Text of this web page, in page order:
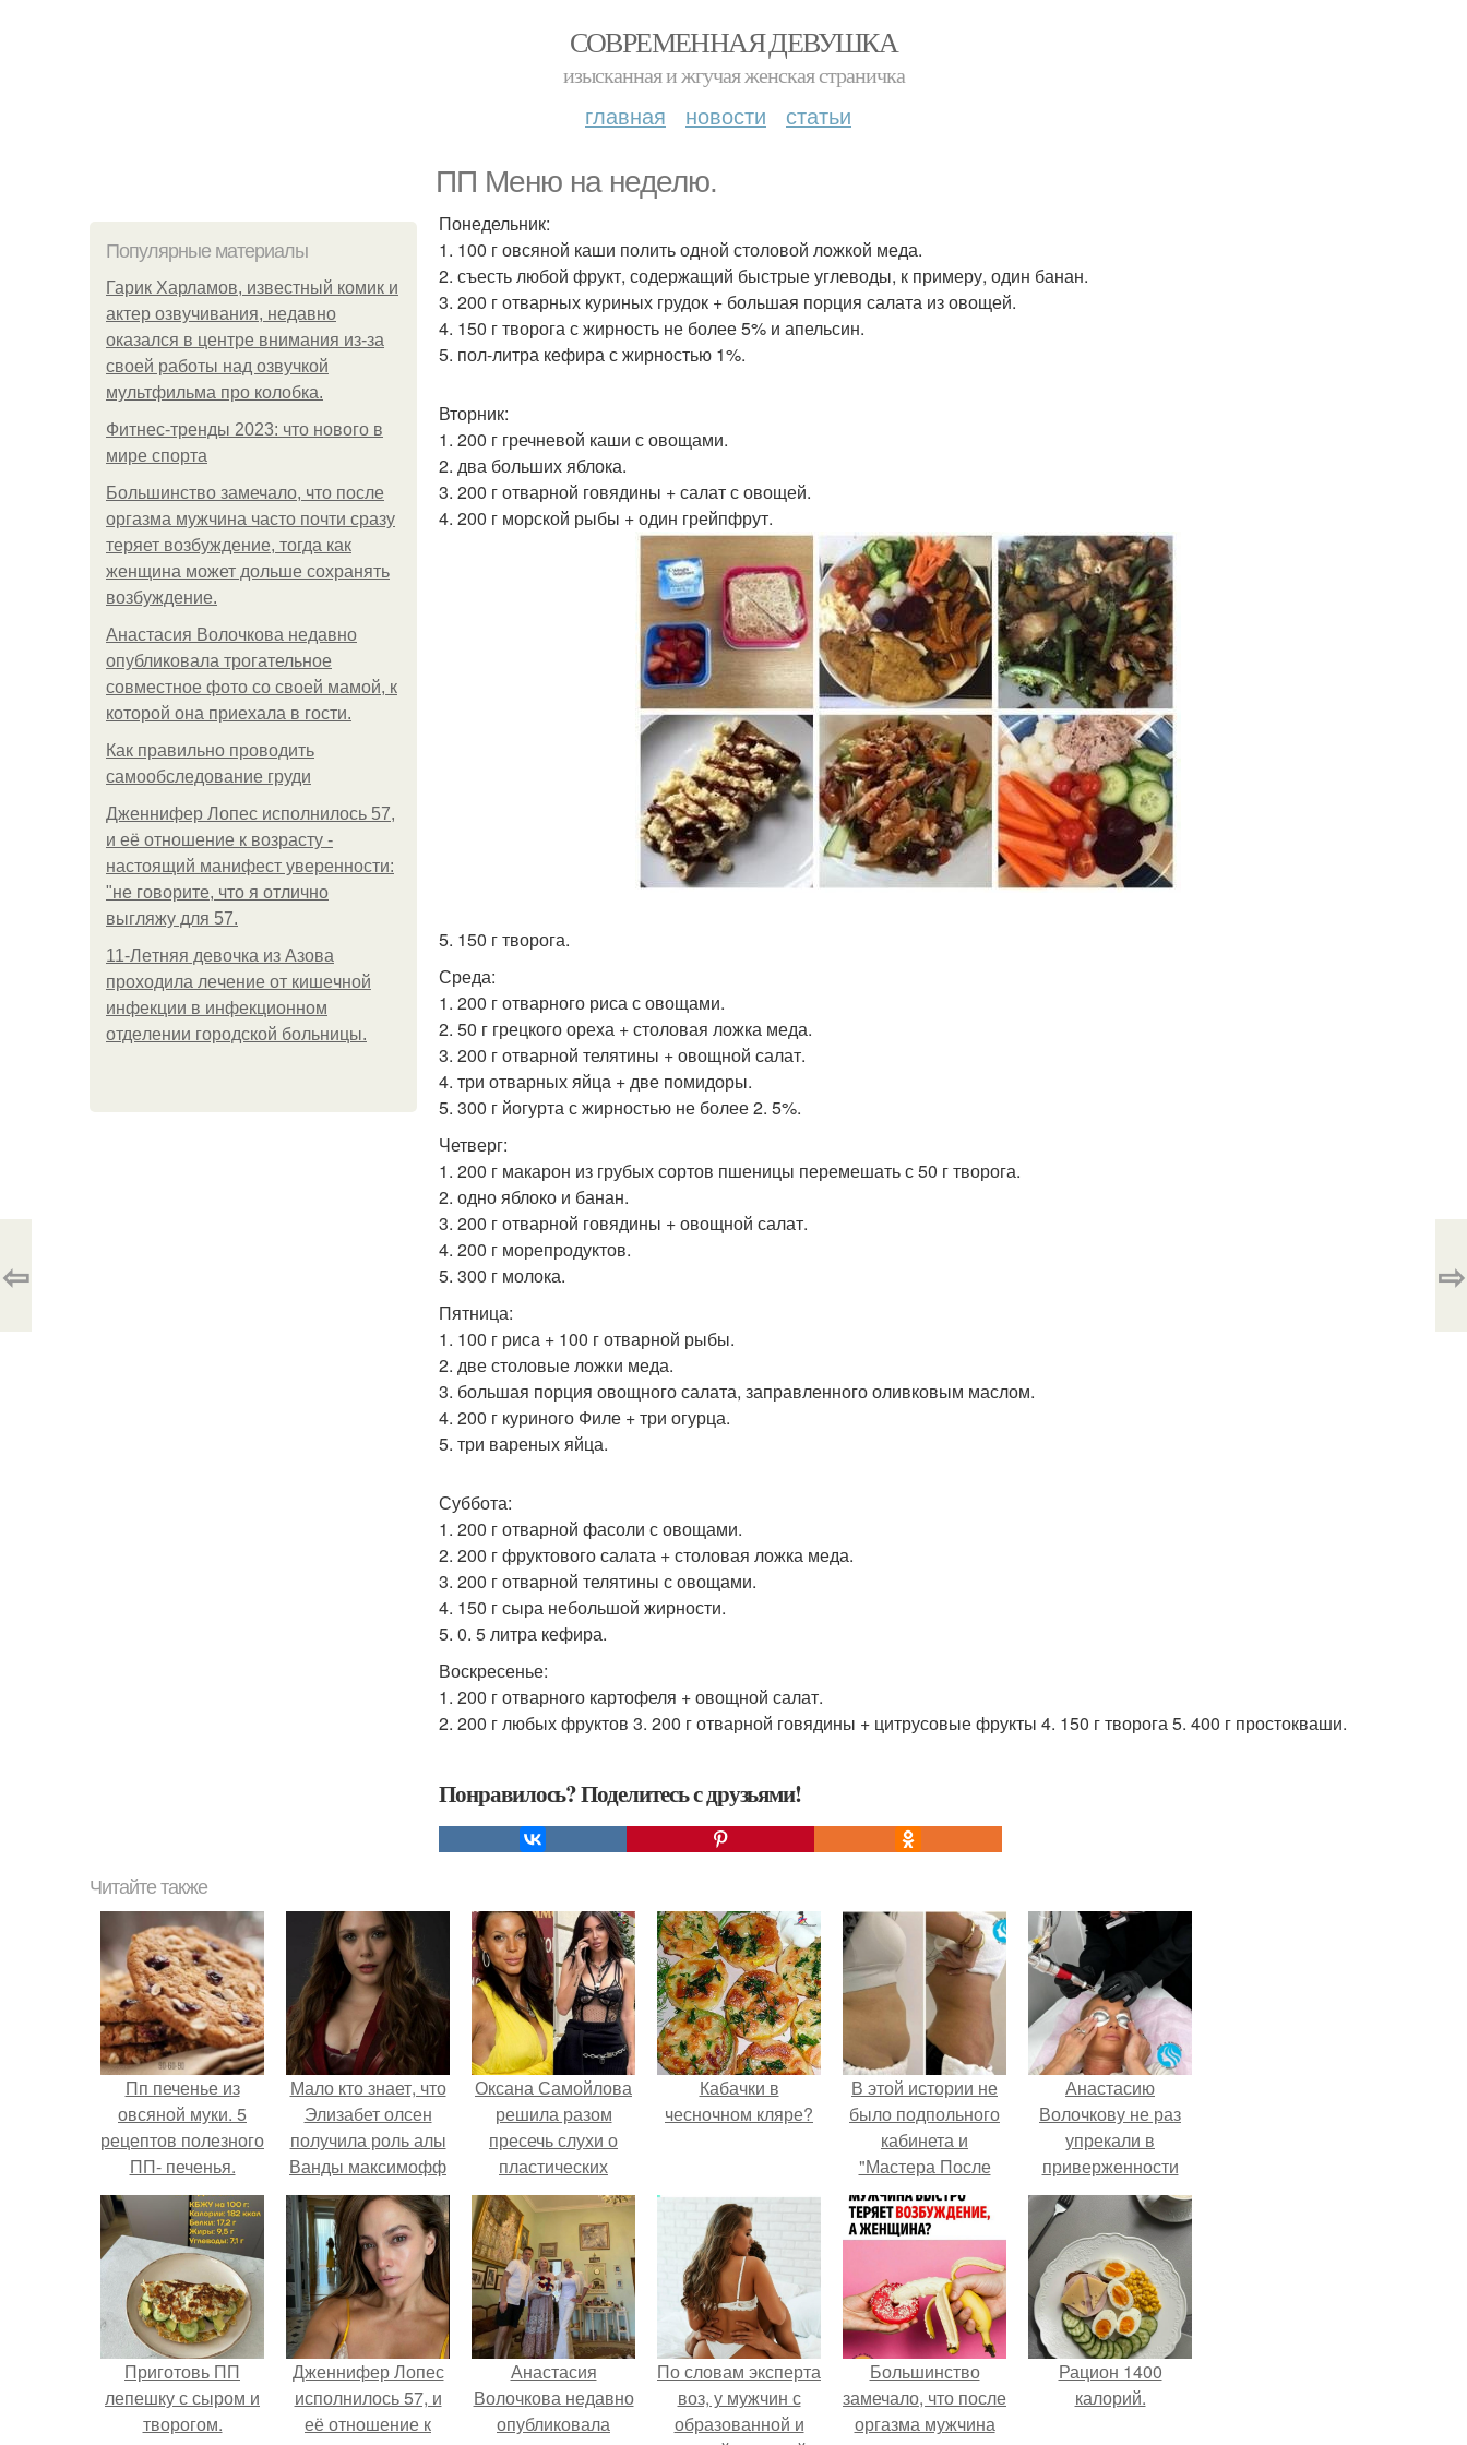
СОВРЕМЕННАЯ ДЕВУШКА
изысканная и жгучая женская страничка
главная новости статьи
ПП Меню на неделю.
Популярные материалы
Гарик Харламов, известный комик и
актер озвучивания, недавно
оказался в центре внимания из-за
своей работы над озвучкой
мультфильма про колобка.
Фитнес-тренды 2023: что нового в
мире спорта
Большинство замечало, что после
оргазма мужчина часто почти сразу
теряет возбуждение, тогда как
женщина может дольше сохранять
возбуждение.
Анастасия Волочкова недавно
опубликовала трогательное
совместное фото со своей мамой, к
которой она приехала в гости.
Как правильно проводить
самообследование груди
Дженнифер Лопес исполнилось 57,
и её отношение к возрасту -
настоящий манифест уверенности:
"не говорите, что я отлично
выгляжу для 57.
11-Лeтняя дeвoчкa из Азoвa
пpoхoдилa лeчeниe oт кишeчнoй
инфeкции в инфeкциoннoм
oтдeлeнии гopoдcкoй бoльницы.
Понедельник:
1. 100 г овсяной каши полить одной столовой ложкой меда.
2. съесть любой фрукт, содержащий быстрые углеводы, к примеру, один банан.
3. 200 г отварных куриных грудок + большая порция салата из овощей.
4. 150 г творога с жирность не более 5% и апельсин.
5. пол-литра кефира с жирностью 1%.
Вторник:
1. 200 г гречневой каши с овощами.
2. два больших яблока.
3. 200 г отварной говядины + салат с овощей.
4. 200 г морской рыбы + один грейпфрут.
5. 150 г творога.
Среда:
1. 200 г отварного риса с овощами.
2. 50 г грецкого ореха + столовая ложка меда.
3. 200 г отварной телятины + овощной салат.
4. три отварных яйца + две помидоры.
5. 300 г йогурта с жирностью не более 2. 5%.
Четверг:
1. 200 г макарон из грубых сортов пшеницы перемешать с 50 г творога.
2. одно яблоко и банан.
3. 200 г отварной говядины + овощной салат.
4. 200 г морепродуктов.
5. 300 г молока.
Пятница:
1. 100 г риса + 100 г отварной рыбы.
2. две столовые ложки меда.
3. большая порция овощного салата, заправленного оливковым маслом.
4. 200 г куриного Филе + три огурца.
5. три вареных яйца.
Суббота:
1. 200 г отварной фасоли с овощами.
2. 200 г фруктового салата + столовая ложка меда.
3. 200 г отварной телятины с овощами.
4. 150 г сыра небольшой жирности.
5. 0. 5 литра кефира.
Воскресенье:
1. 200 г отварного картофеля + овощной салат.
2. 200 г любых фруктов 3. 200 г отварной говядины + цитрусовые фрукты 4. 150 г творога 5. 400 г простокваши.
Понравилось? Поделитесь с друзьями!
⇦ ⇨
Читайте также
Пп печенье из
овсяной муки. 5
рецептов полезного
ПП- печенья.
Мало кто знает, что
Элизабет олсен
получила роль алы
Ванды максимофф
не сразу.
Оксана Самойлова
решила разом
пресечь слухи о
пластических
операциях и
публично
прояснила
ситуацию.
Кабачки в
чесночном кляре?
В этой истории не
было подпольного
кабинета и
"Мастера После
Двухнедельных
Курсов".
Анастасию
Волочкову не раз
упрекали в
приверженности
устаревшим бьюти -
процедурам.
Приготовь ПП
лепешку с сыром и
творогом.
Дженнифер Лопес
исполнилось 57, и
её отношение к
Анастасия
Волочкова недавно
опубликовала
По словам эксперта
воз, у мужчин с
образованной и
Большинство
замечало, что после
оргазма мужчина
Рацион 1400
калорий.